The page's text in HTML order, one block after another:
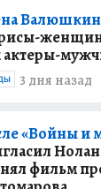
актеры-
3 дня назад
«Войны и
фильм